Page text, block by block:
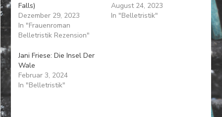
Falls)
Dezember 29, 2023
In "Frauenroman
Belletristik Rezension"
August 24, 2023
In "Belletristik"
Jani Friese: Die Insel Der
Wale
Februar 3, 2024
In "Belletristik"